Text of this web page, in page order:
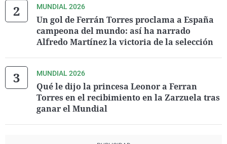
MUNDIAL 2026
Un gol de Ferrán Torres proclama a España
campeona del mundo: así ha narrado
Alfredo Martínez la victoria de la selección
MUNDIAL 2026
Qué le dijo la princesa Leonor a Ferran
Torres en el recibimiento en la Zarzuela tras
ganar el Mundial